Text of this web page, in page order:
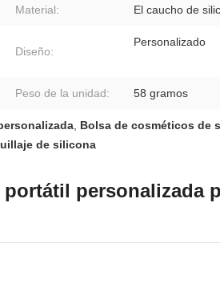
Material: El caucho de
Diseño:
Personalizado
Peso de la unidad: 58 gramos
, Bolsa de cosméticos de
de silicona
personalizada